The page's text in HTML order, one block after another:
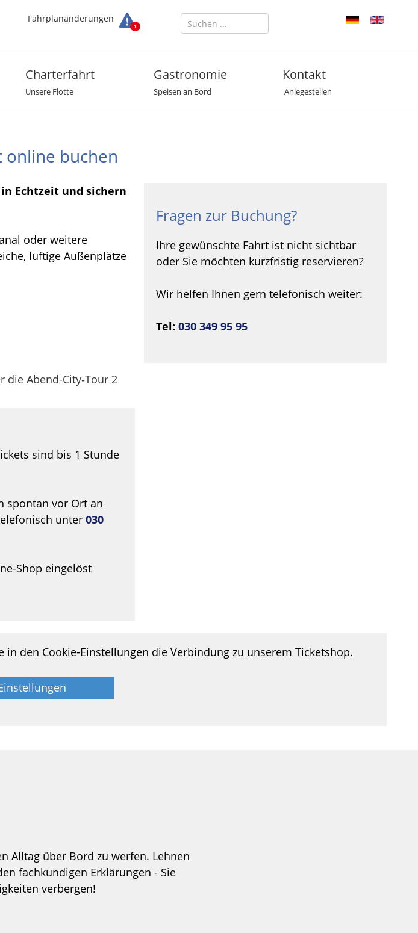
Fahrplanänderungen
1
Charterfahrt
Unsere Flotte
Gastronomie
Speisen an Bord
Kontakt
Anlegestellen
online buchen
Echtzeit und sichern
oder weitere
luftige Außenplätze
die Abend-City‑Tour 2
sind bis 1 Stunde
spontan vor Ort an
unter 030
Shop eingelöst
Fragen zur Buchung?
Ihre gewünschte Fahrt ist nicht sichtbar
oder Sie möchten kurzfristig reservieren?
Wir helfen Ihnen gern telefonisch weiter:
Tel: 030 349 95 95
den Cookie-Einstellungen die Verbindung zu unserem Ticketshop.
Alltag über Bord zu werfen. Lehnen
fachkundigen Erklärungen - Sie
verbergen!